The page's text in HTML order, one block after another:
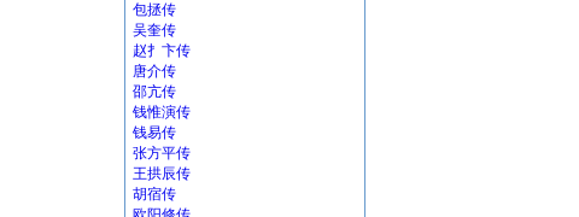
包拯传
吴奎传
赵扌卞传
唐介传
邵亢传
钱惟演传
钱易传
张方平传
王拱辰传
胡宿传